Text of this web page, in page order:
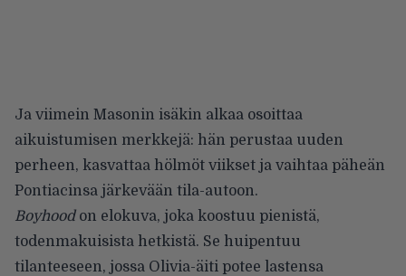
Ja viimein Masonin isäkin alkaa osoittaa
aikuistumisen merkkejä: hän perustaa uuden
perheen, kasvattaa hölmöt viikset ja vaihtaa päheän
Pontiacinsa järkevään tila-autoon.
Boyhoodon elokuva, joka koostuu pienistä,
todenmakuisista hetkistä. Se huipentuu
tilanteeseen, jossa Olivia-äiti potee lastensa